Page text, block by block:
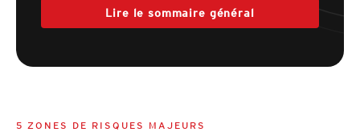
Lire le sommaire général
5 ZONES DE RISQUES MAJEURS